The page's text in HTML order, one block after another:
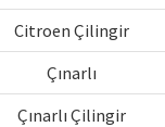
Citroen Çilingir
Çınarlı
Çınarlı Çilingir